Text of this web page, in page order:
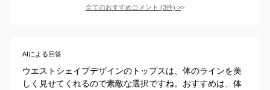
全てのおすすめコメント (3件) >
AIによる回答
ウエストシェイプデザインのトップスは、体のラインを美
しく見せてくれるので素敵な選択ですね。おすすめは、体